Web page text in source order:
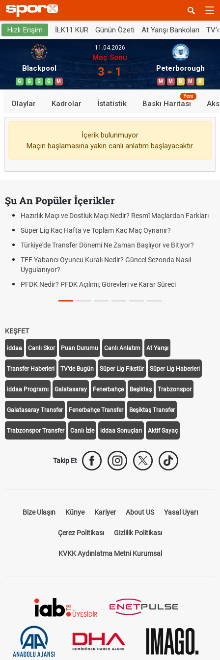
Hızlı Erişim İLK11 KUR Günün Özeti At Yarışı Bankoları
Blackpool
G G G G M
11.04.2026
Maç Sonu
3 - 1 Peterborough
M M B M B
Olaylar Kadrolar İstatistik Baskı Haritası
Yeni
İçerik bulunmuyor
Maçın başlamasına yakın canlı anlatım başlayacaktır.
Şu An Popüler İçerikler
Hazırlık Maçı ve Dostluk Maçı Nedir? Resmî Maçlardan Farkları
Süper Lig Kaç Hafta ve Toplam Kaç Maç Oynanır?
Türkiye'de Transfer Dönemi Ne Zaman Başlıyor ve Bitiyor?
TFF Yabancı Oyuncu Kuralı Nedir? Güncel Sezonda Nasıl
Uygulanıyor?
PFDK Nedir? PFDK Açılımı, Görevleri ve Karar Süreci
KEŞFET
iddaa Canlı Skor Puan Durumu Canlı Anlatım At Yarışı
Transfer Haberleri TV'de Bugün Süper Lig Fikstür Süper Lig Haberleri
iddaa Programı Galatasaray Fenerbahçe Beşiktaş Trabzonspor
Galatasaray Transfer Fenerbahçe Transfer Beşiktaş Transfer
Trabzonspor Transfer Canlı İzle iddaa Sonuçları Aktif Sayaç
Takip Et
Bize Ulaşın Künye Kariyer About US Yasal Uyarı
Çerez Politikası Gizlilik Politikası
KVKK Aydınlatma Metni Kurumsal